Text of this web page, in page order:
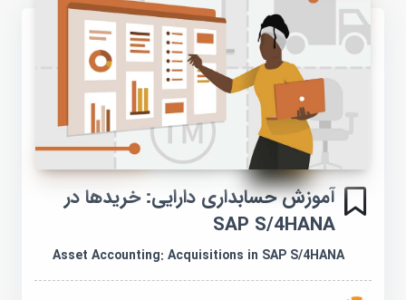
آموزش حسابداری دارایی: خریدها در
SAP S/4HANA
Asset Accounting: Acquisitions in SAP S/4HANA